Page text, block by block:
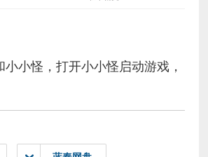
小怪，打开小小怪启动游戏，